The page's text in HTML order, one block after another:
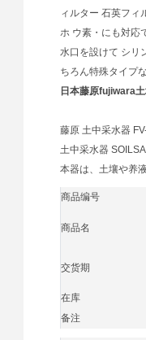
ィルター 石英フィ
ホ ウ素・にも対応
水口を設けて シリ
ちろん特殊タイプ
日本藤原fujiwara
藤原 土中采水器
土中采水器
本器は、土壤や养
商品编号
商品名
交货期
在库
备注